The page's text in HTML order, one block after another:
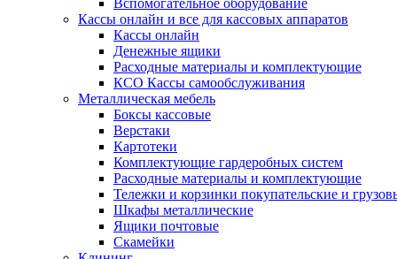
Вспомогательное оборудование
Кассы онлайн и все для кассовых аппаратов
Кассы онлайн
Денежные ящики
Расходные материалы и комплектующие
КСО Кассы самообслуживания
Металлическая мебель
Боксы кассовые
Верстаки
Картотеки
Комплектующие гардеробных систем
Расходные материалы и комплектующие
Тележки и корзинки покупательские и
Шкафы металлические
Ящики почтовые
Скамейки